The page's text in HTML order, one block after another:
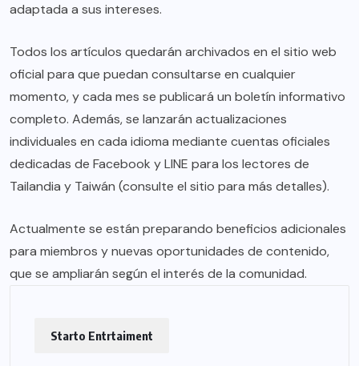
adaptada a sus intereses.
Todos los artículos quedarán archivados en el sitio web
oficial para que puedan consultarse en cualquier
momento, y cada mes se publicará un boletín informativo
completo. Además, se lanzarán actualizaciones
individuales en cada idioma mediante cuentas oficiales
dedicadas de Facebook y LINE para los lectores de
Tailandia y Taiwán (consulte el sitio para más detalles).
Actualmente se están preparando beneficios adicionales
para miembros y nuevas oportunidades de contenido,
que se ampliarán según el interés de la comunidad.
Starto Entrtaiment